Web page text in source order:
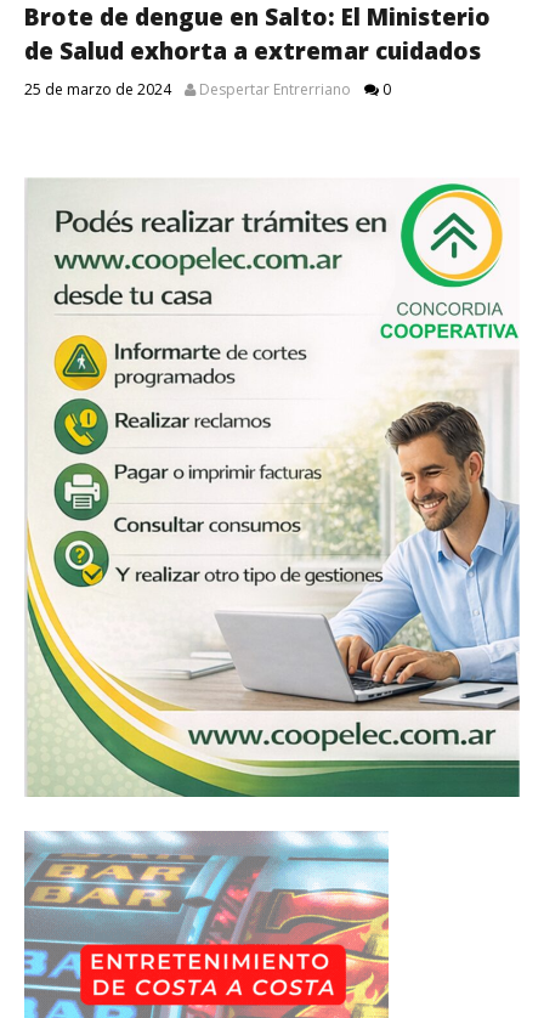
Brote de dengue en Salto: El Ministerio
de Salud exhorta a extremar cuidados
25 de marzo de 2024 Despertar Entrerriano 0